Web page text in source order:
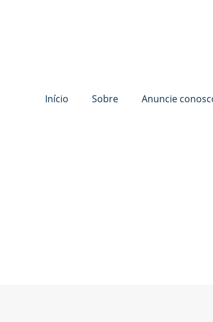
Início Sobre Anuncie